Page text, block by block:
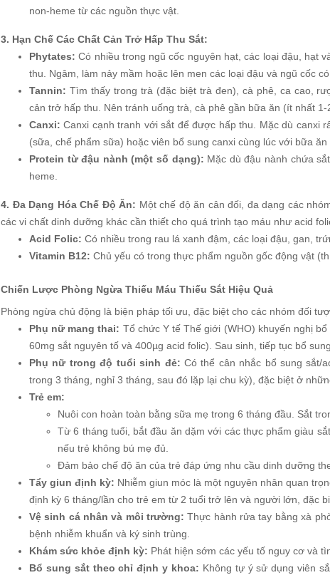
non-heme từ các nguồn thực vật.
3. Hạn Chế Các Chất Cản Trở Hấp Thu Sắt:
Phytates: Có nhiều trong ngũ cốc nguyên hạt, các loại đậu, hạt
thu. Ngâm, làm nảy mầm hoặc lên men các loại đậu và ngũ cốc
Tannin: Tìm thấy trong trà (đặc biệt trà đen), cà phê, ca cao,
cản trở hấp thu. Nên tránh uống trà, cà phê gần bữa ăn (ít nhất
Canxi: Canxi cạnh tranh với sắt để được hấp thu. Mặc dù canxi
(sữa, chế phẩm sữa) hoặc viên bổ sung canxi cùng lúc với bữa
Protein từ đậu nành (một số dạng): Mặc dù đậu nành chứa
heme.
4. Đa Dạng Hóa Chế Độ Ăn: Một chế độ ăn cân đối, đa dạng các
các vi chất dinh dưỡng khác cần thiết cho quá trình tạo máu như acid
Acid Folic: Có nhiều trong rau lá xanh đậm, các loại đậu, gan,
Vitamin B12: Chủ yếu có trong thực phẩm nguồn gốc động vật
Chiến Lược Phòng Ngừa Thiếu Máu Thiếu Sắt Hiệu Quả
Phòng ngừa chủ động là biện pháp tối ưu, đặc biệt cho các nhóm đối
Phụ nữ mang thai: Tổ chức Y tế Thế giới (WHO) khuyến nghị
60mg sắt nguyên tố và 400µg acid folic). Sau sinh, tiếp tục bổ
Phụ nữ trong độ tuổi sinh đẻ: Có thể cân nhắc bổ sung sắt/
trong 3 tháng, nghỉ 3 tháng, sau đó lặp lại chu kỳ), đặc biệt ở
Trẻ em:
Nuôi con hoàn toàn bằng sữa mẹ trong 6 tháng đầu. Sắt
Từ 6 tháng tuổi, bắt đầu ăn dặm với các thực phẩm giàu
nếu trẻ không bú mẹ đủ.
Đảm bảo chế độ ăn của trẻ đáp ứng nhu cầu dinh dưỡng
Tẩy giun định kỳ: Nhiễm giun móc là một nguyên nhân quan
định kỳ 6 tháng/lần cho trẻ em từ 2 tuổi trở lên và người lớn, đặc
Vệ sinh cá nhân và môi trường: Thực hành rửa tay bằng xà
bệnh nhiễm khuẩn và ký sinh trùng.
Khám sức khỏe định kỳ: Phát hiện sớm các yếu tố nguy cơ và
Bổ sung sắt theo chỉ định y khoa: Không tự ý sử dụng viên